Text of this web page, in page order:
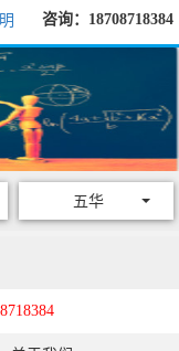
咨询：18708718384
五华